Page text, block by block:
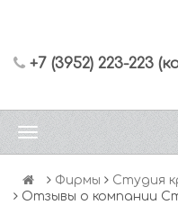
+7 (3952) 223-223
Фирмы
Студия
Отзывы о компании